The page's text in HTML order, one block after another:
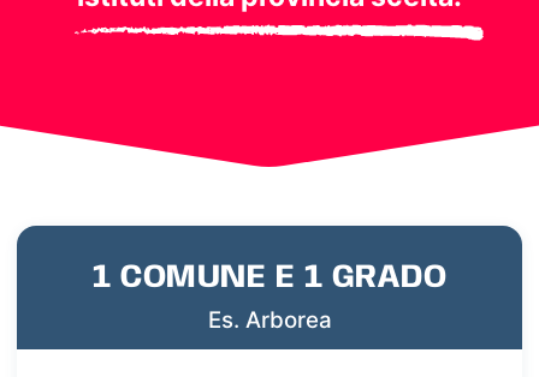
1 COMUNE E 1 GRADO
Es. Arborea